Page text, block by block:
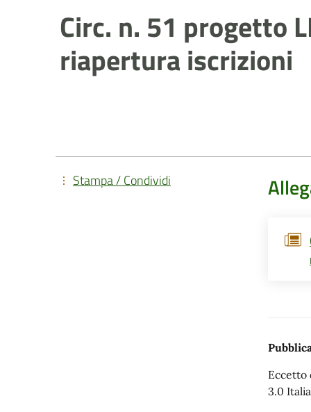
Circ. n. 51 progetto
riapertura iscrizioni
Eccetto
3.0
Stampa / Condividi